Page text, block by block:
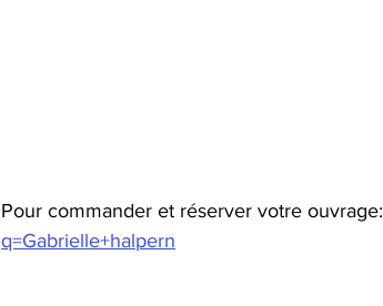
Pour commander et réserver votre ouvrage:
q=Gabrielle+halpern